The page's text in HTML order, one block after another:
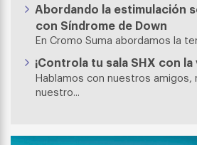
Abordando la estimulación
con Síndrome de Down
En Cromo Suma abordamos la
¡Controla tu sala SHX con la
Hablamos con nuestros amigos,
nuestro...